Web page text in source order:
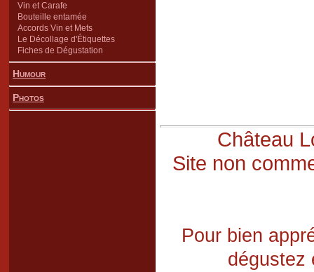
Vin et Carafe
Bouteille entamée
Accords Vin et Mets
Le Décollage d'Étiquettes
Fiches de Dégustation
Humour
Photos
Château
Site non
Pour bien
dégustez